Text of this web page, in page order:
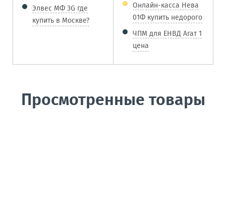
Элвес МФ 3G где
купить в Москве?
Онлайн-касса Нева
01Ф купить недорого
ЧПМ для ЕНВД Агат 1
цена
Просмотренные товары